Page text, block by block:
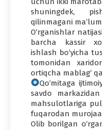
shuningdek,
qilinmagani ma’lum
O‘rganishlar
barcha kassir
ishlash bo‘yicha
tomonidan
ortiqcha mablag‘
Qo‘mitaga
savdo
mahsulotlariga
fuqarodan
Olib borilgan